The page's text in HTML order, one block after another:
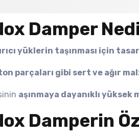
Damper
yüklerin taşınması için
parçaları gibi sert ve ağır
aşınmaya dayanıklı
Damperin